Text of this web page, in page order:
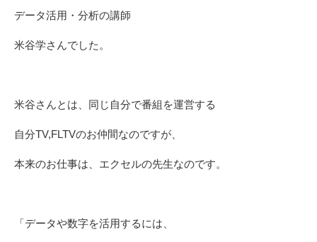
データ活用・分析の講師
米谷学さんでした。
米谷さんとは、同じ自分で番組を運営する
自分TV,FLTVのお仲間なのですが、
本来のお仕事は、エクセルの先生なのです。
「データや数字を活用するには、